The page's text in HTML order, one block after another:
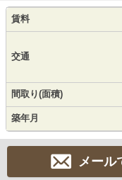
賃料
交通
間取り(面積)
築年月
メール